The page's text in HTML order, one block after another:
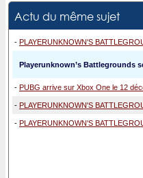
Actu du même sujet
- PLAYERUNKNOWN'S
Playerunknown’s Battlegrounds
- PUBG arrive sur Xbox One le 12
- PLAYERUNKNOWN'S
- PLAYERUNKNOWN'S